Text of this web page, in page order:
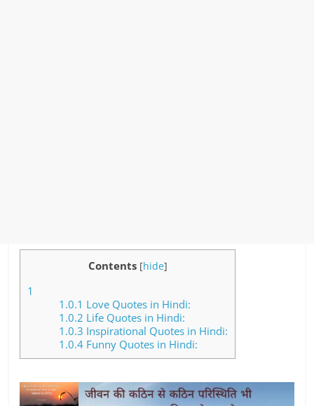
Contents [hide]
1
1.0.1 Love Quotes in Hindi:
1.0.2 Life Quotes in Hindi:
1.0.3 Inspirational Quotes in Hindi:
1.0.4 Funny Quotes in Hindi: